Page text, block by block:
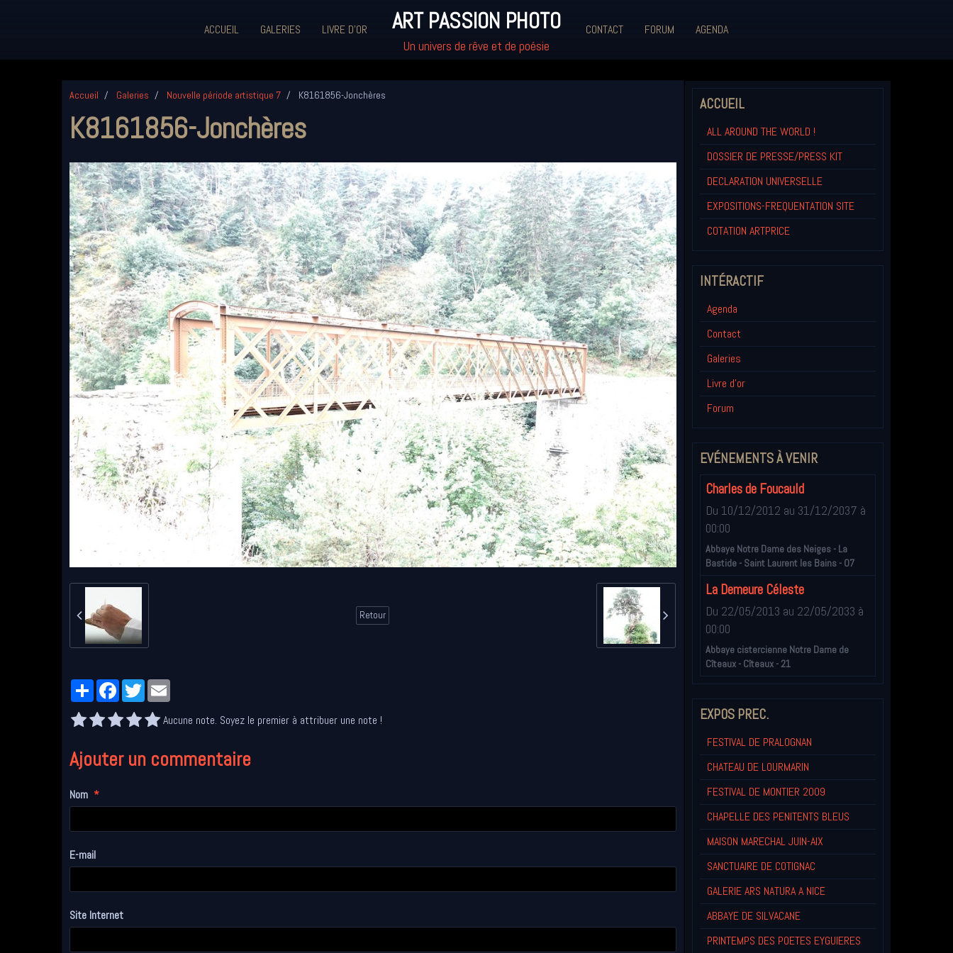
ACCUEIL GALERIES LIVRE D'OR ART PASSION PHOTO
Un univers de rêve et de poésie
CONTACT FORUM AGENDA
Accueil Galeries Nouvelle période artistique 7 K8161856-Jonchères
K8161856-Jonchères
Retour
PartagerFacebookTwitter
Aucune note. Soyez le premier à attribuer une note !
Ajouter un commentaire
Nom
E-mail
Site Internet
ACCUEIL
ALL AROUND THE WORLD !
DOSSIER DE PRESSE/PRESS KIT
DECLARATION UNIVERSELLE
EXPOSITIONS-FREQUENTATION SITE
COTATION ARTPRICE
INTÉRACTIF
Agenda
Contact
Galeries
Livre d'or
Forum
EVÉNEMENTS À VENIR
Charles de Foucauld
Du 10/12/2012 au 31/12/2037 à
00:00
Abbaye Notre Dame des Neiges - La
Bastide - Saint Laurent les Bains - 07
La Demeure Céleste
Du 22/05/2013 au 22/05/2033 à
00:00
Abbaye cistercienne Notre Dame de
Cîteaux - Cîteaux - 21
EXPOS PREC.
FESTIVAL DE PRALOGNAN
CHATEAU DE LOURMARIN
FESTIVAL DE MONTIER 2009
CHAPELLE DES PENITENTS BLEUS
MAISON MARECHAL JUIN-AIX
SANCTUAIRE DE COTIGNAC
GALERIE ARS NATURA A NICE
ABBAYE DE SILVACANE
PRINTEMPS DES POETES EYGUIERES